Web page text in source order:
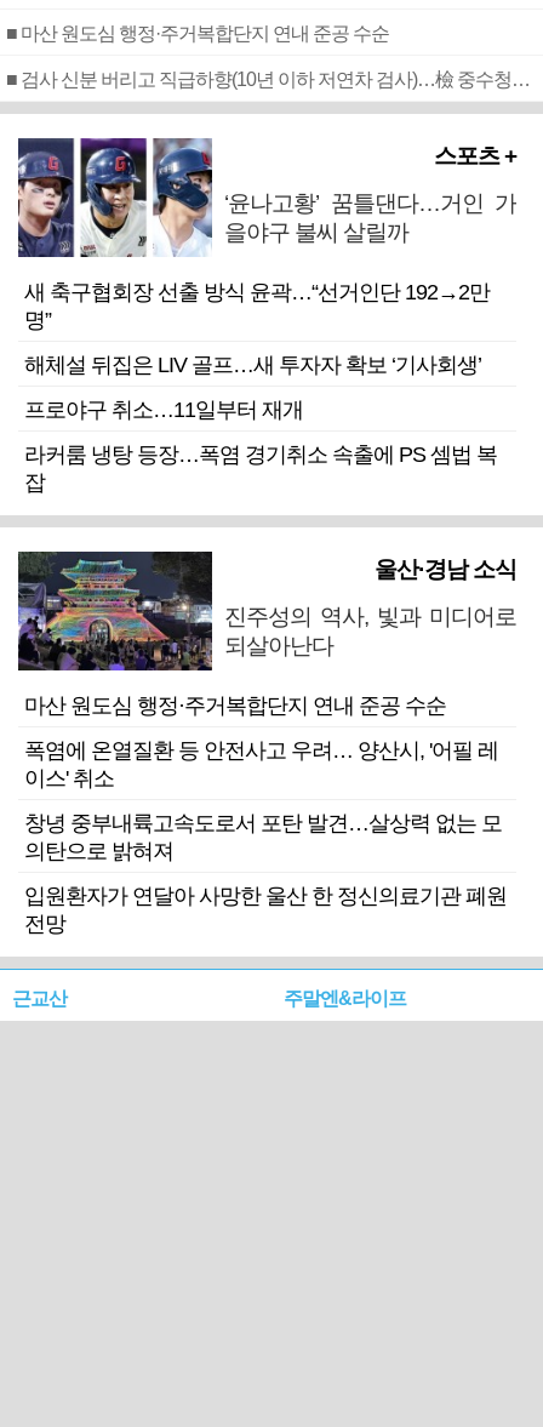
■ 마산 원도심 행정·주거복합단지 연내 준공 수순
■ 검사 신분 버리고 직급하향(10년 이하 저연차 검사)…檢 중수청행 기피
스포츠 +
‘윤나고황’ 꿈틀댄다…거인 가
을야구 불씨 살릴까
새 축구협회장 선출 방식 윤곽…“선거인단 192→2만
명”
해체설 뒤집은 LIV 골프…새 투자자 확보 ‘기사회생’
프로야구 취소…11일부터 재개
라커룸 냉탕 등장…폭염 경기취소 속출에 PS 셈법 복
잡
울산·경남 소식
진주성의 역사, 빛과 미디어로
되살아난다
마산 원도심 행정·주거복합단지 연내 준공 수순
폭염에 온열질환 등 안전사고 우려… 양산시, '어필 레
이스' 취소
창녕 중부내륙고속도로서 포탄 발견…살상력 없는 모
의탄으로 밝혀져
입원환자가 연달아 사망한 울산 한 정신의료기관 폐원
전망
근교산 주말엔&라이프